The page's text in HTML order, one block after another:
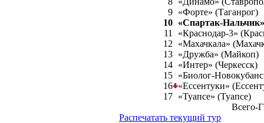
9 «Форте» (Таганрог)
10 «Спартак-
11
«Краснодар-3»
12
«Махачкала»
13 «Дружба» (Майкоп)
14 «Интер» (Черкесск)
15 «Биолог-
16 «Ессентуки»
17 «Туапсе» (Туапсе)
Распечатать текущий тур